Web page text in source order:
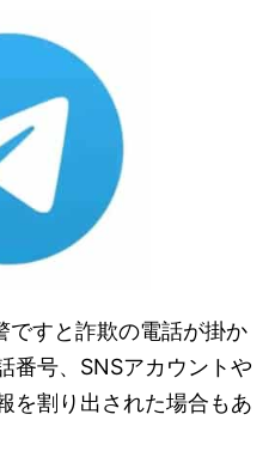
ですと詐欺の電話が掛か
番号、SNSアカウントや
を割り出された場合もあ